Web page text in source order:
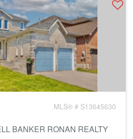
MLS® # S13645630
BANKER RONAN REALTY